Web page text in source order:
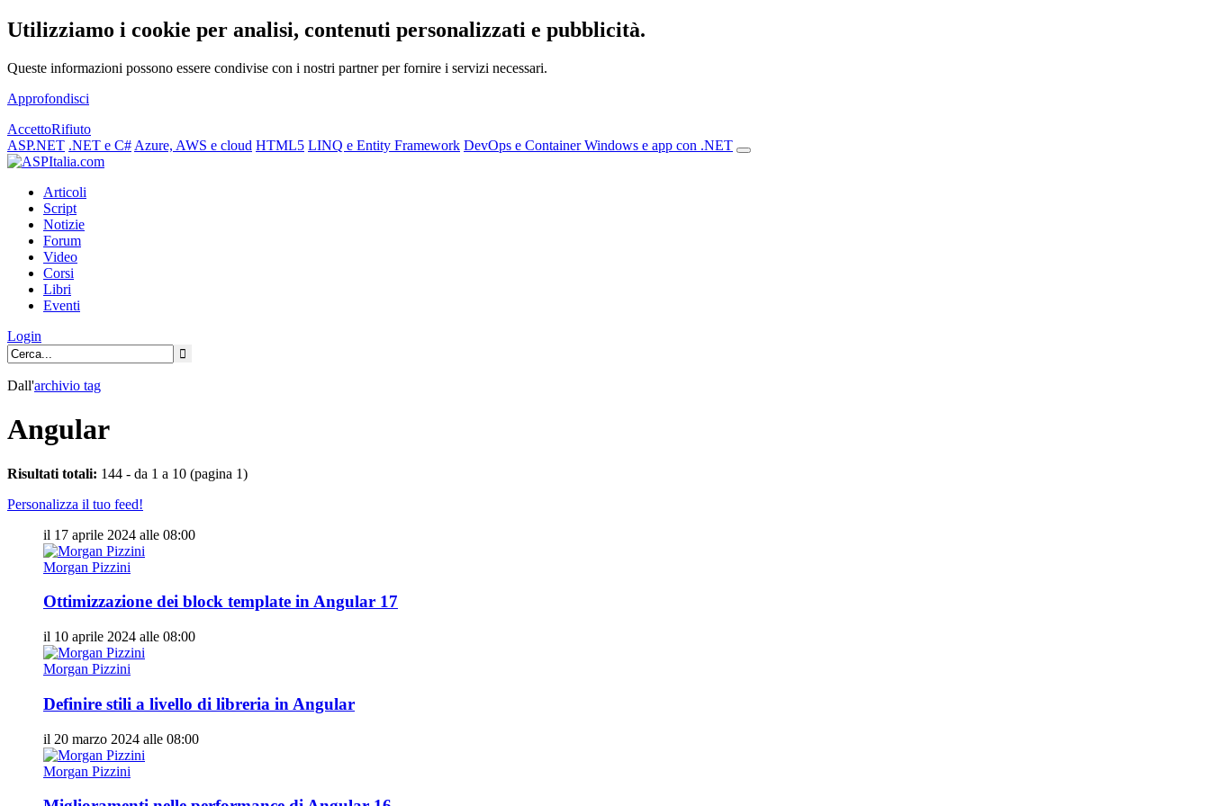
Utilizziamo i cookie per analisi, contenuti personalizzati e pubblicità.
Queste informazioni possono essere condivise con i nostri partner per fornire i servizi necessari.
Approfondisci
AccettoRifiuto
ASP.NET .NET e C# Azure, AWS e cloud HTML5 LINQ e Entity Framework DevOps e ContainerWindows e app con .NET
Articoli
Script
Notizie
Forum
Video
Corsi
Libri
Eventi
Login
Dall'archivio tag
Angular
Risultati totali: 144 - da 1 a 10 (pagina 1)
Personalizza il tuo feed!
il 17 aprile 2024 alle 08:00
Morgan Pizzini
Ottimizzazione dei block template in Angular 17
il 10 aprile 2024 alle 08:00
Morgan Pizzini
Definire stili a livello di libreria in Angular
il 20 marzo 2024 alle 08:00
Morgan Pizzini